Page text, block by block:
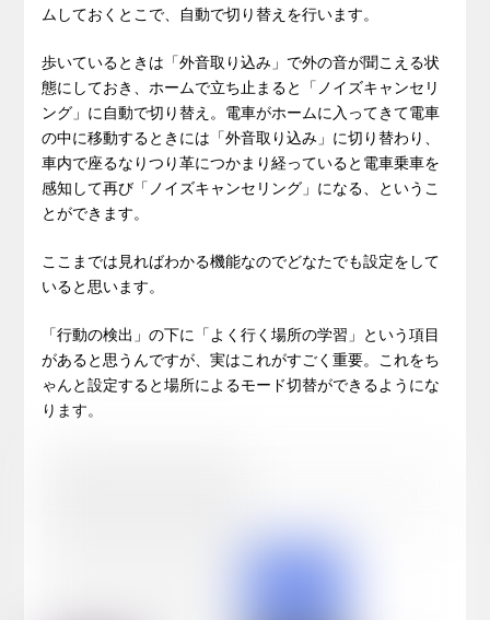
ムしておくとこで、自動で切り替えを行います。
歩いているときは「外音取り込み」で外の音が聞こえる状
態にしておき、ホームで立ち止まると「ノイズキャンセリ
ング」に自動で切り替え。電車がホームに入ってきて電車
の中に移動するときには「外音取り込み」に切り替わり、
車内で座るなりつり革につかまり経っていると電車乗車を
感知して再び「ノイズキャンセリング」になる、というこ
とができます。
ここまでは見ればわかる機能なのでどなたでも設定をして
いると思います。
「行動の検出」の下に「よく行く場所の学習」という項目
があると思うんですが、実はこれがすごく重要。これをち
ゃんと設定すると場所によるモード切替ができるようにな
ります。